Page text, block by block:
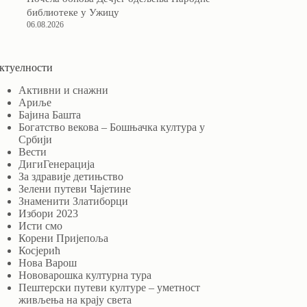
библиотеке у Ужицу
06.08.2026
Активни и снажни
Ариље
Бајина Башта
Богатство векова – Бошњачка култура у
Србији
Вести
ДигиГенерација
За здравије детињство
Зелени путеви Чајетине
Знаменити Златиборци
Избори 2023
Исти смо
Корени Пријепоља
Косјерић
Нова Варош
Нововарошка културна тура
Пештерски путеви културе – уметност
живљења на крају света